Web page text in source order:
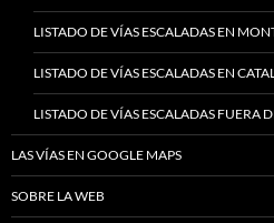
LISTADO DE VÍAS ESCALADAS EN
LISTADO DE VÍAS ESCALADAS EN
LISTADO DE VÍAS ESCALADAS FUERA
LAS VÍAS EN GOOGLE MAPS
SOBRE LA WEB